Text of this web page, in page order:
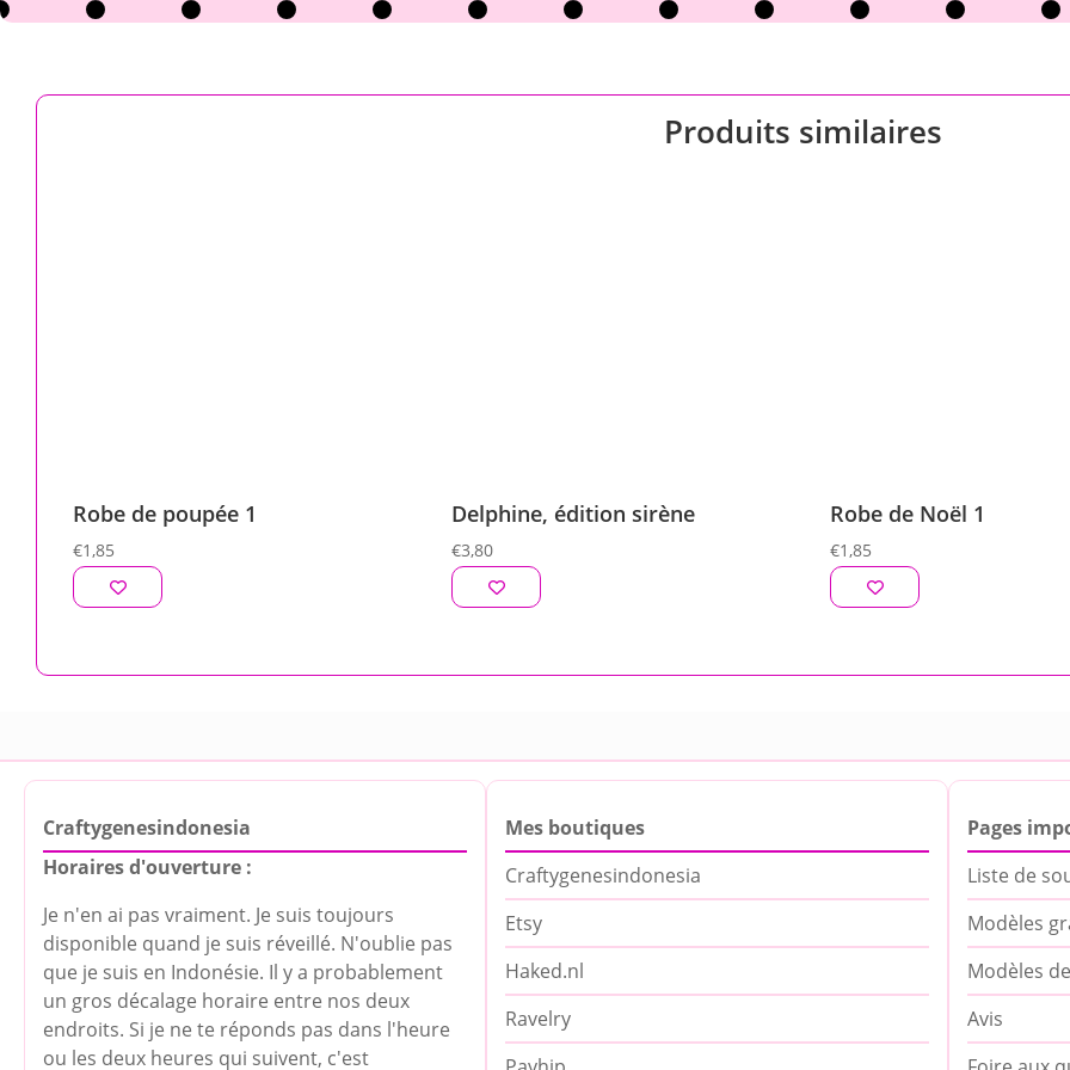
Produits similaires
Robe de poupée 1
€1,85
Delphine, édition sirène
€3,80
Robe de Noël 1
€1,85
Craftygenesindonesia
Horaires d'ouverture :
Je n'en ai pas vraiment. Je suis toujours
disponible quand je suis réveillé. N'oublie pas
que je suis en Indonésie. Il y a probablement
un gros décalage horaire entre nos deux
endroits. Si je ne te réponds pas dans l'heure
ou les deux heures qui suivent, c'est
Mes boutiques
Craftygenesindonesia
Etsy
Haked.nl
Ravelry
Pages
Liste de
Modèles
Modèles
Avis